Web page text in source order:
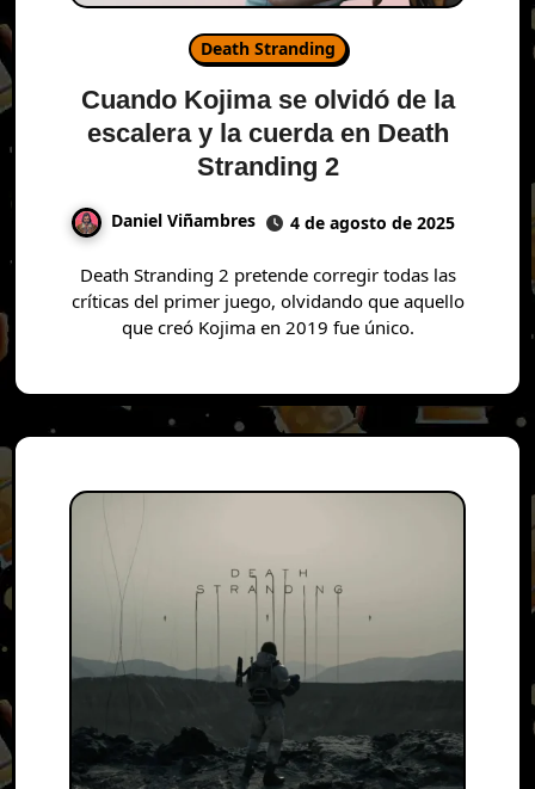
Death Stranding
Cuando Kojima se olvidó de la
escalera y la cuerda en Death
Stranding 2
Daniel Viñambres 4 de agosto de 2025
Death Stranding 2 pretende corregir todas las
críticas del primer juego, olvidando que aquello
que creó Kojima en 2019 fue único.